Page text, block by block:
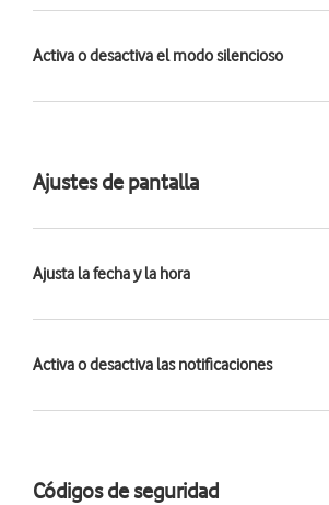
Activa o desactiva el modo silencioso
Ajustes de pantalla
Ajusta la fecha y la hora
Activa o desactiva las notificaciones
Códigos de seguridad